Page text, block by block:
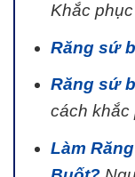
Khắc
Răng sứ
Răng sứ
cách khắc
Làm